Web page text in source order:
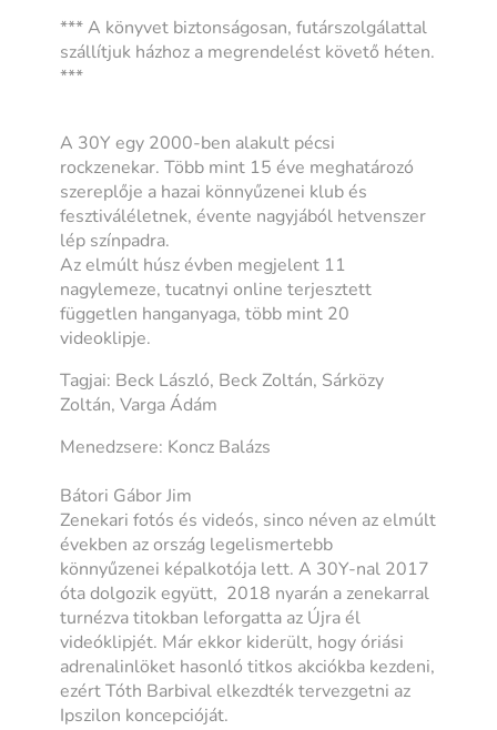
***A könyvet biztonságosan, futárszolgálattal
szállítjuk házhoz a megrendelést követő héten.
***
A 30Y egy 2000-ben alakult pécsi
rockzenekar. Több mint 15 éve meghatározó
szereplője a hazai könnyűzenei klub és
fesztiváléletnek, évente nagyjából hetvenszer
lép színpadra.
Az elmúlt húsz évben megjelent 11
nagylemeze, tucatnyi online terjesztett
független hanganyaga, több mint 20
videoklipje.
Tagjai: Beck László, Beck Zoltán, Sárközy
Zoltán, Varga Ádám
Menedzsere: Koncz Balázs
Bátori Gábor Jim
Zenekari fotós és videós, sinco néven az elmúlt
években az ország legelismertebb
könnyűzenei képalkotója lett. A 30Y-nal 2017
óta dolgozik együtt, 2018 nyarán a zenekarral
turnézva titokban leforgatta az Újra él
videóklipjét. Már ekkor kiderült, hogy óriási
adrenalinlöket hasonló titkos akciókba kezdeni,
ezért Tóth Barbival elkezdték tervezgetni az
Ipszilon koncepcióját.